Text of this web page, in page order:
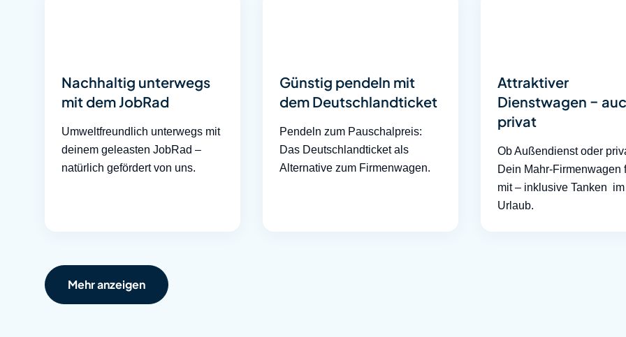
Nachhaltig unterwegs
mit dem JobRad
Umweltfreundlich unterwegs mit
deinem geleasten JobRad –
natürlich gefördert von uns.
Günstig pendeln mit
dem Deutschlandticket
Pendeln zum Pauschalpreis:
Das Deutschlandticket als
Alternative zum Firmenwagen.
Attraktiver
Dienstwagen –
privat
Ob Außendienst oder
Dein Mahr-Firmenwagen
mit – inklusive Tanken im
Urlaub.
Mehr anzeigen